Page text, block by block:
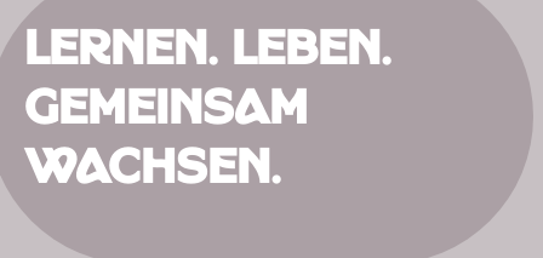
Lernen. Leben.
Gemeinsam
wachsen.